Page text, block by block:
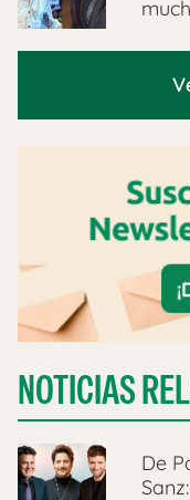
NOTICIAS
De